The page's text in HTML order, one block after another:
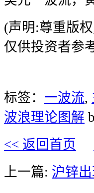
(声明:尊重版
仅供投资者参
标签： 一波流,
波浪理论图解
<< 返回首页
上一篇: 沪锌